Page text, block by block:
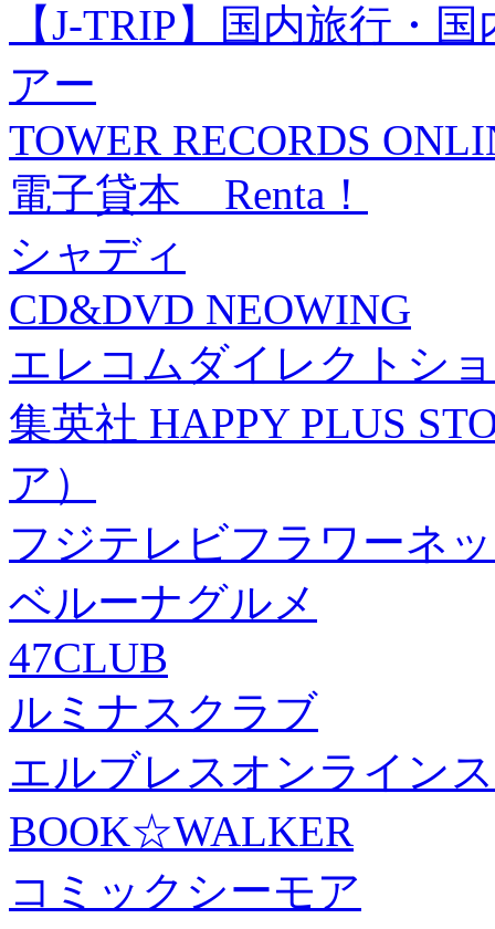
【J-TRIP】国内旅行・
アー
TOWER RECORDS
電子貸本 Renta！
シャディ
CD&DVD NEOWING
エレコムダイレクトシ
集英社 HAPPY PLUS
ア）
フジテレビフラワーネ
ベルーナグルメ
47CLUB
ルミナスクラブ
エルブレスオンライン
BOOK☆WALKER
コミックシーモア